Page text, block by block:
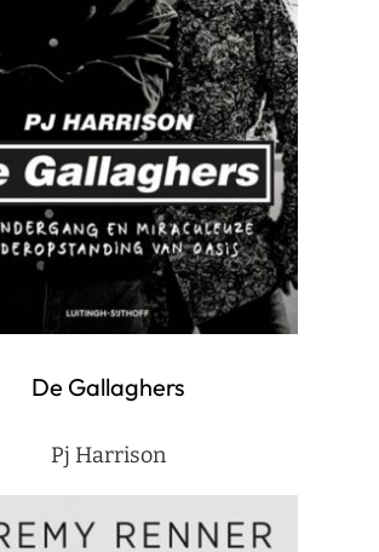
De Gallaghers
Pj Harrison